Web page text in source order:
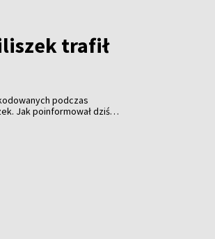
trafił
podczas
Jak poinformował dziś